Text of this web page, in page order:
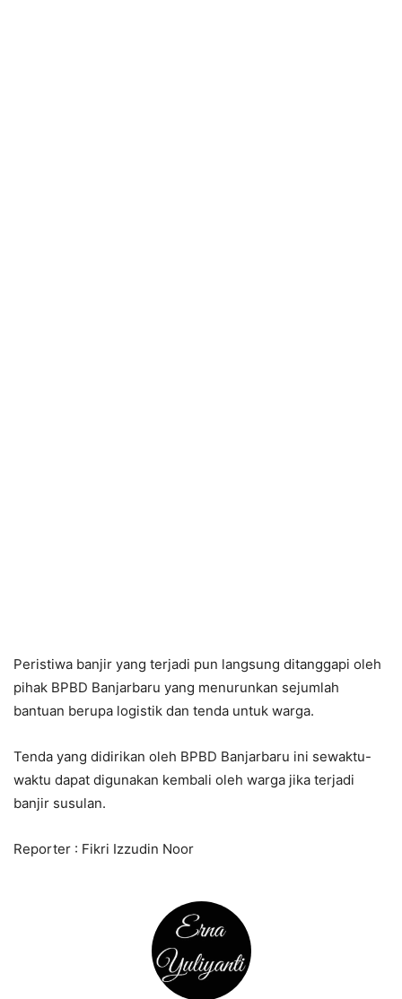
Peristiwa banjir yang terjadi pun langsung ditanggapi oleh
pihak BPBD Banjarbaru yang menurunkan sejumlah
bantuan berupa logistik dan tenda untuk warga.
Tenda yang didirikan oleh BPBD Banjarbaru ini sewaktu-
waktu dapat digunakan kembali oleh warga jika terjadi
banjir susulan.
Reporter : Fikri Izzudin Noor